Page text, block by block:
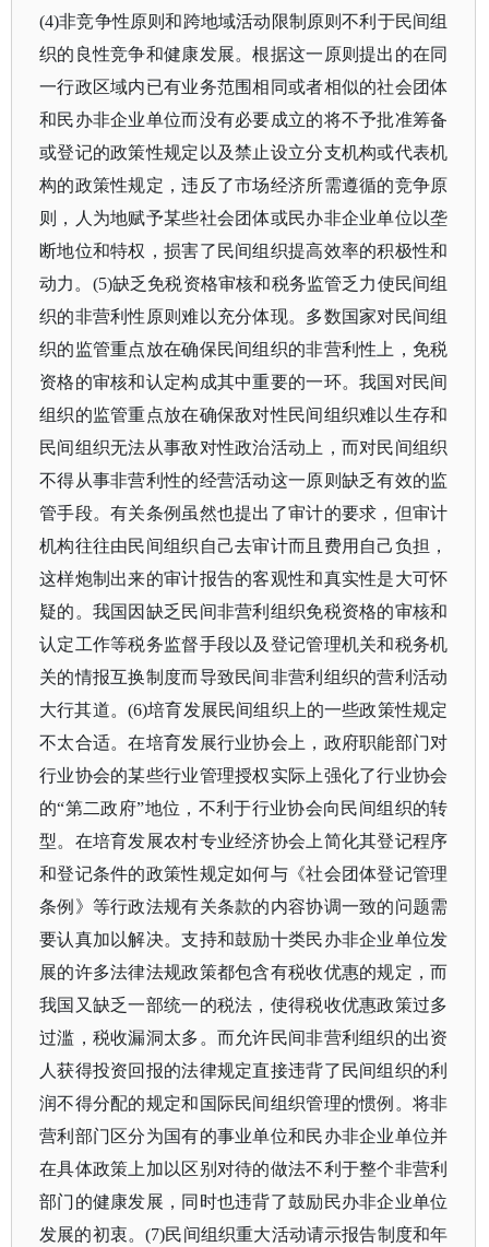
(4)非竞争性原则和跨地域活动限制原则不利于民间组
织的良性竞争和健康发展。根据这一原则提出的在同
一行政区域内已有业务范围相同或者相似的社会团体
和民办非企业单位而没有必要成立的将不予批准筹备
或登记的政策性规定以及禁止设立分支机构或代表机
构的政策性规定，违反了市场经济所需遵循的竞争原
则，人为地赋予某些社会团体或民办非企业单位以垄
断地位和特权，损害了民间组织提高效率的积极性和
动力。(5)缺乏免税资格审核和税务监管乏力使民间组
织的非营利性原则难以充分体现。多数国家对民间组
织的监管重点放在确保民间组织的非营利性上，免税
资格的审核和认定构成其中重要的一环。我国对民间
组织的监管重点放在确保敌对性民间组织难以生存和
民间组织无法从事敌对性政治活动上，而对民间组织
不得从事非营利性的经营活动这一原则缺乏有效的监
管手段。有关条例虽然也提出了审计的要求，但审计
机构往往由民间组织自己去审计而且费用自己负担，
这样炮制出来的审计报告的客观性和真实性是大可怀
疑的。我国因缺乏民间非营利组织免税资格的审核和
认定工作等税务监督手段以及登记管理机关和税务机
关的情报互换制度而导致民间非营利组织的营利活动
大行其道。(6)培育发展民间组织上的一些政策性规定
不太合适。在培育发展行业协会上，政府职能部门对
行业协会的某些行业管理授权实际上强化了行业协会
的“第二政府”地位，不利于行业协会向民间组织的转
型。在培育发展农村专业经济协会上简化其登记程序
和登记条件的政策性规定如何与《社会团体登记管理
条例》等行政法规有关条款的内容协调一致的问题需
要认真加以解决。支持和鼓励十类民办非企业单位发
展的许多法律法规政策都包含有税收优惠的规定，而
我国又缺乏一部统一的税法，使得税收优惠政策过多
过滥，税收漏洞太多。而允许民间非营利组织的出资
人获得投资回报的法律规定直接违背了民间组织的利
润不得分配的规定和国际民间组织管理的惯例。将非
营利部门区分为国有的事业单位和民办非企业单位并
在具体政策上加以区别对待的做法不利于整个非营利
部门的健康发展，同时也违背了鼓励民办非企业单位
发展的初衷。(7)民间组织重大活动请示报告制度和年